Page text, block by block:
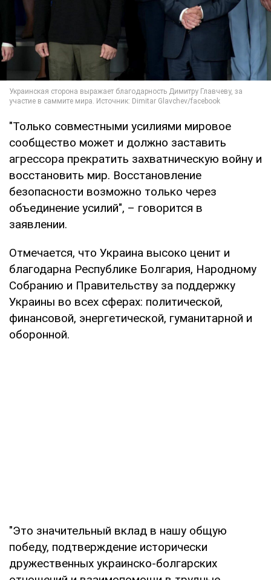
"Только совместными усилиями мировое
сообщество может и должно заставить
агрессора прекратить захватническую войну и
восстановить мир. Восстановление
безопасности возможно только через
объединение усилий", – говорится в
заявлении.
Отмечается, что Украина высоко ценит и
благодарна Республике Болгария, Народному
Собранию и Правительству за поддержку
Украины во всех сферах: политической,
финансовой, энергетической, гуманитарной и
оборонной.
"Это значительный вклад в нашу общую
победу, подтверждение исторически
дружественных украинско-болгарских